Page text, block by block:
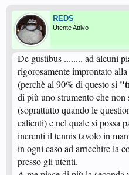
REDS
Utente Attivo
De gustibus ........ ad alcuni
rigorosamente improntato
(perchè al 90% di questo si
di più uno strumento che
(soprattutto quando le
calienti) e nel quale si possa
inerenti il tennis tavolo in
in ogni caso ad arricchire la
presso gli utenti.